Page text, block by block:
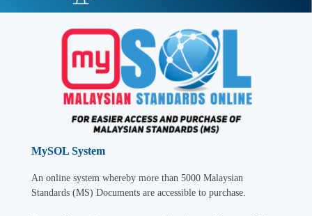
Kelulusan Malaysian Standards (MS) Bil. 3/2025
October 2025
MySOL System
An online system whereby more than 5000 Malaysian
Standards (MS) Documents are accessible to purchase.